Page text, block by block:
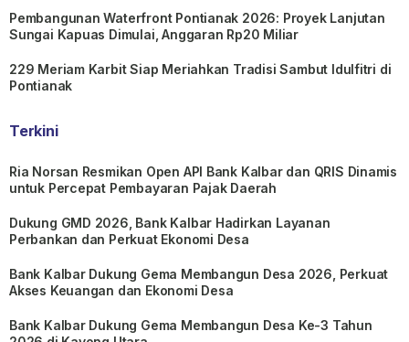
Pembangunan Waterfront Pontianak 2026: Proyek Lanjutan
Sungai Kapuas Dimulai, Anggaran Rp20 Miliar
229 Meriam Karbit Siap Meriahkan Tradisi Sambut Idulfitri di
Pontianak
Terkini
Ria Norsan Resmikan Open API Bank Kalbar dan QRIS Dinamis
untuk Percepat Pembayaran Pajak Daerah
Dukung GMD 2026, Bank Kalbar Hadirkan Layanan
Perbankan dan Perkuat Ekonomi Desa
Bank Kalbar Dukung Gema Membangun Desa 2026, Perkuat
Akses Keuangan dan Ekonomi Desa
Bank Kalbar Dukung Gema Membangun Desa Ke-3 Tahun